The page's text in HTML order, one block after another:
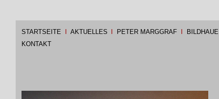
STARTSEITE AKTUELLES PETER MARGGRAF
KONTAKT